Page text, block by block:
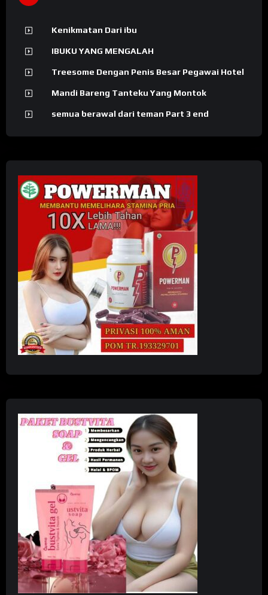
Kenikmatan Dari ibu
IBUKU YANG MENGALAH
Treesome Dengan Penis Besar Pegawai Hotel
Mandi Bareng Tanteku Yang Montok
semua berawal dari teman Part 3 end